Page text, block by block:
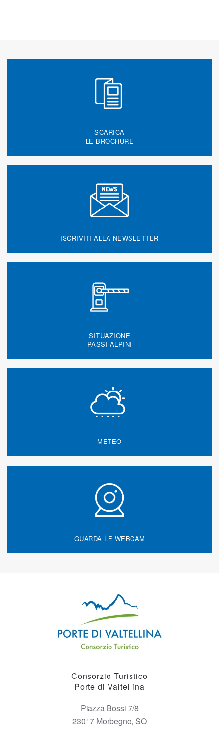
SCARICA
LE BROCHURE
ISCRIVITI ALLA NEWSLETTER
SITUAZIONE
PASSI ALPINI
METEO
GUARDA LE WEBCAM
Consorzio Turistico
Porte di Valtellina
Piazza Bossi 7/8
23017 Morbegno, SO